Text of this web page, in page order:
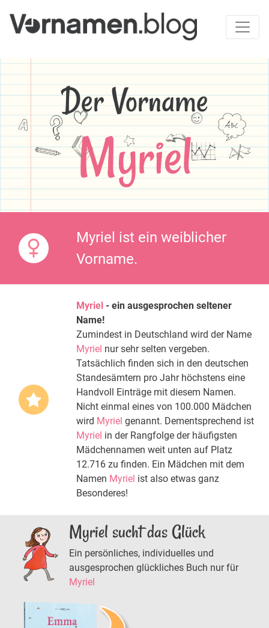
Der Vorname
Myriel
Myriel ist ein weiblicher
Vorname.
Myriel - ein ausgesprochen seltener
Name!
Zumindest in Deutschland wird der Name
Myriel nur sehr selten vergeben.
Tatsächlich finden sich in den deutschen
Standesämtern pro Jahr höchstens eine
Handvoll Einträge mit diesem Namen.
Nicht einmal eines von 100.000 Mädchen
wird Myriel genannt. Dementsprechend ist
Myriel in der Rangfolge der häufigsten
Mädchennamen weit unten auf Platz
12.716 zu finden. Ein Mädchen mit dem
Namen Myriel ist also etwas ganz
Besonderes!
Myriel sucht das Glück
Ein persönliches, individuelles und
ausgesprochen glückliches Buch nur für
Myriel